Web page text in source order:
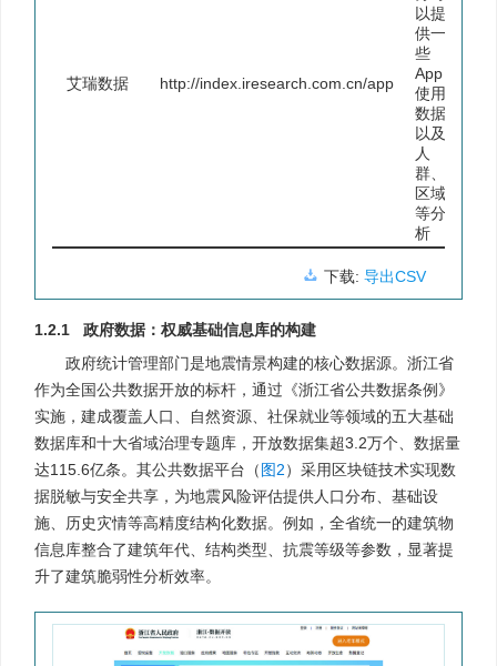
艾瑞数据 http://index.iresearch.com.cn/app
以提
供一
些
App
使用
数据
以及
人
群、
区域
等分
析
下载: 导出CSV
1.2.1 政府数据：权威基础信息库的构建
政府统计管理部门是地震情景构建的核心数据源。浙江省
作为全国公共数据开放的标杆，通过《浙江省公共数据条例》
实施，建成覆盖人口、自然资源、社保就业等领域的五大基础
数据库和十大省域治理专题库，开放数据集超3.2万个、数据量
达115.6亿条。其公共数据平台（图2）采用区块链技术实现数
据脱敏与安全共享，为地震风险评估提供人口分布、基础设
施、历史灾情等高精度结构化数据。例如，全省统一的建筑物
信息库整合了建筑年代、结构类型、抗震等级等参数，显著提
升了建筑脆弱性分析效率。